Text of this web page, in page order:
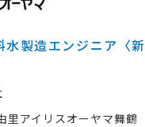
製造エンジニア〈新
里アイリスオーヤマ舞鶴